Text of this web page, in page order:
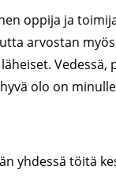
oppija ja
arvostan
olo on
yhdessä töitä